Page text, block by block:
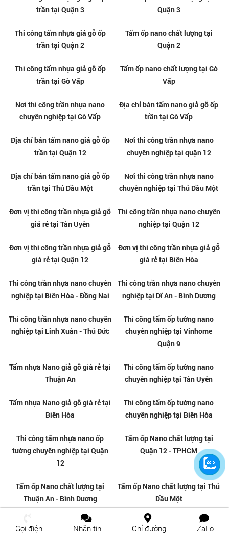
Nơi làm trần nhựa giả gỗ đẹp tại
Thi công trần nhựa Nano giả gỗ
Nơi làm trần nhựa giả gỗ đẹp tại
Thi công trần nhựa Nano giả gỗ
Biên Hòa - Đồng Nai
tại Biên Hòa - Đồng Nai
Tấm nhựa ốp trần nano chất
lượng tại Bình Tân
Thi công trần nhựa giả gỗ
chuyên nghiệp tại Bình Tân
Gọi điện Nhắn tin Chỉ đường ZaLo